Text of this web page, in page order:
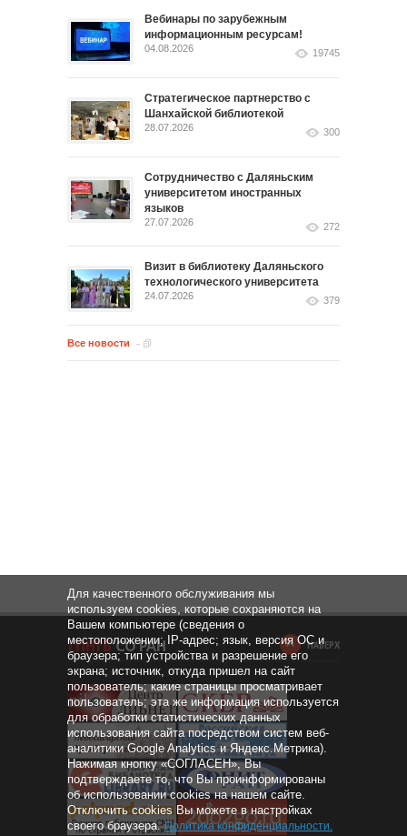
Вебинары по зарубежным
информационным ресурсам!
04.08.2026 19745
Стратегическое партнерство с
Шанхайской библиотекой
28.07.2026 300
Сотрудничество с Даляньским
университетом иностранных
языков
27.07.2026 272
Визит в библиотеку Даляньского
технологического университета
24.07.2026 379
Все новости
НАВЕРХ
Для качественного обслуживания мы
используем cookies, которые сохраняются на
Вашем компьютере (сведения о
местоположении; IP-адрес; язык, версия ОС и
браузера; тип устройства и разрешение его
экрана; источник, откуда пришел на сайт
пользователь; какие страницы просматривает
пользователь; эта же информация используется
для обработки статистических данных
использования сайта посредством систем веб-
аналитики Google Analytics и Яндекс.Метрика).
Нажимая кнопку «СОГЛАСЕН», Вы
подтверждаете то, что Вы проинформированы
об использовании cookies на нашем сайте.
Отключить cookies Вы можете в настройках
своего браузера.Политика конфиденциальности.